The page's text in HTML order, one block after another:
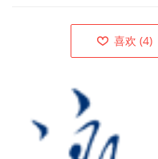
喜欢 (4)